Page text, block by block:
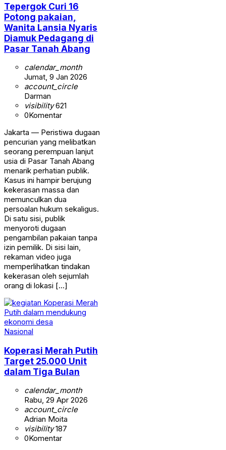
Tepergok Curi 16
Potong pakaian,
Wanita Lansia Nyaris
Diamuk Pedagang di
Pasar Tanah Abang
calendar_month
Jumat, 9 Jan 2026
account_circle
Darman
visibility621
0Komentar
Jakarta — Peristiwa dugaan
pencurian yang melibatkan
seorang perempuan lanjut
usia di Pasar Tanah Abang
menarik perhatian publik.
Kasus ini hampir berujung
kekerasan massa dan
memunculkan dua
persoalan hukum sekaligus.
Di satu sisi, publik
menyoroti dugaan
pengambilan pakaian tanpa
izin pemilik. Di sisi lain,
rekaman video juga
memperlihatkan tindakan
kekerasan oleh sejumlah
orang di lokasi […]
Nasional
Koperasi Merah Putih
Target 25.000 Unit
dalam Tiga Bulan
calendar_month
Rabu, 29 Apr 2026
account_circle
Adrian Moita
visibility187
0Komentar